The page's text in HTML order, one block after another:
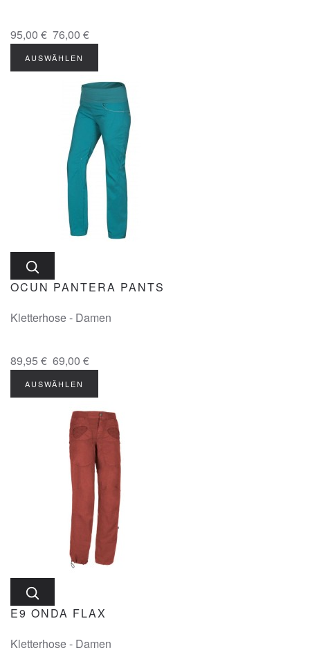
95,00 € 76,00 €
AUSWÄHLEN
OCUN PANTERA PANTS
Kletterhose - Damen
89,95 € 69,00 €
AUSWÄHLEN
E9 ONDA FLAX
Kletterhose - Damen